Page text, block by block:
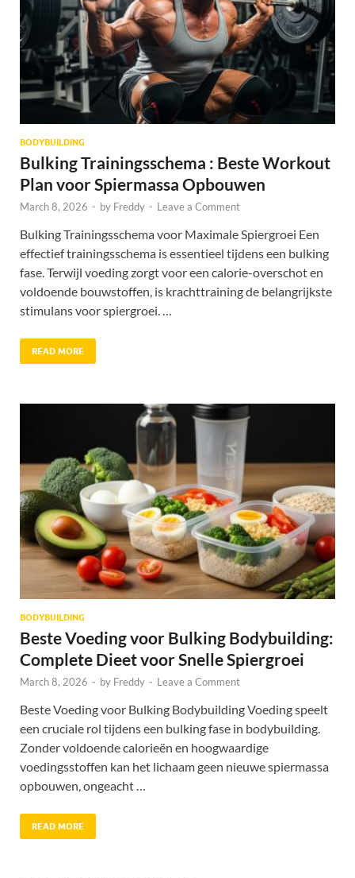
BODYBUILDING
Bulking Trainingsschema : Beste Workout
Plan voor Spiermassa Opbouwen
March 8, 2026 - by Freddy - Leave a Comment
Bulking Trainingsschema voor Maximale Spiergroei Een
effectief trainingsschema is essentieel tijdens een bulking
fase. Terwijl voeding zorgt voor een calorie-overschot en
voldoende bouwstoffen, is krachttraining de belangrijkste
stimulans voor spiergroei. …
READ MORE
BODYBUILDING
Beste Voeding voor Bulking Bodybuilding:
Complete Dieet voor Snelle Spiergroei
March 8, 2026 - by Freddy - Leave a Comment
Beste Voeding voor Bulking Bodybuilding Voeding speelt
een cruciale rol tijdens een bulking fase in bodybuilding.
Zonder voldoende calorieën en hoogwaardige
voedingsstoffen kan het lichaam geen nieuwe spiermassa
opbouwen, ongeacht …
READ MORE